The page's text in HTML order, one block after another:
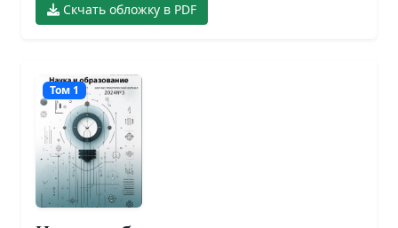
Скчать обложку в PDF
Том 1